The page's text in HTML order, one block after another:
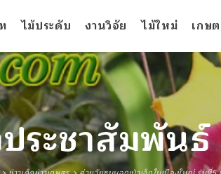
ไม้ประดับ งานวิจัย ไม้ใหม่ เกษ
ระชาสัมพันธ์